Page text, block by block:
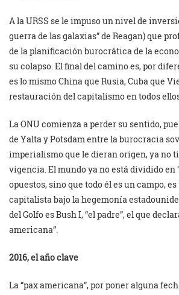
A la URSS se le impuso un nivel de
guerra de las galaxias” de Reagan) que
de la planificación burocrática de la
su colapso. El final del camino es, por
es lo mismo China que Rusia, Cuba que
restauración del capitalismo en todos
La ONU comienza a perder su sentido,
de Yalta y Potsdam entre la burocracia
imperialismo que le dieran origen, ya no
vigencia. El mundo ya no está dividido en
opuestos, sino que todo él es un campo,
capitalista bajo la hegemonía
del Golfo es Bush I, “el padre”, el que
americana”.
2016, el año clave
La “pax americana”, por poner alguna